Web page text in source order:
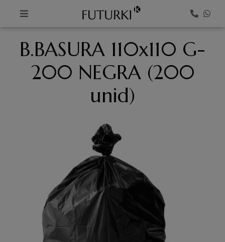
K
B.BASURA 110x110 G-
200 NEGRA (200
unid)